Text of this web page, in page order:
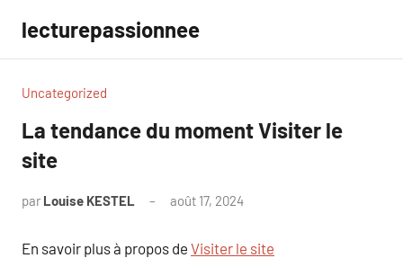
contenu
lecturepassionnee
Uncategorized
La tendance du moment Visiter le
site
par Louise KESTEL août 17, 2024
En savoir plus à propos de Visiter le site